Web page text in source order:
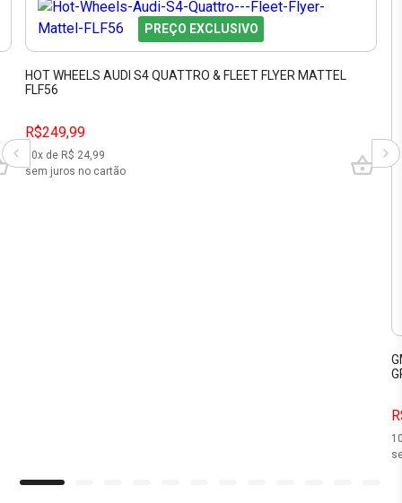
PREÇO EXCLUSIVO
HOT WHEELS AUDI S4 QUATTRO & FLEET FLYER MATTEL
FLF56
R$249,99
10x de R$ 24,99
sem juros no cartão